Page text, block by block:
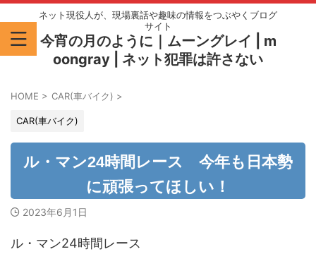
ネット現役人が、現場裏話や趣味の情報をつぶやくブログ
サイト
今宵の月のように｜ムーングレイ | m
oongray | ネット犯罪は許さない
HOME > CAR(車バイク) >
CAR(車バイク)
ル・マン24時間レース 今年も日本勢
に頑張ってほしい！
2023年6月1日
ル・マン24時間レース